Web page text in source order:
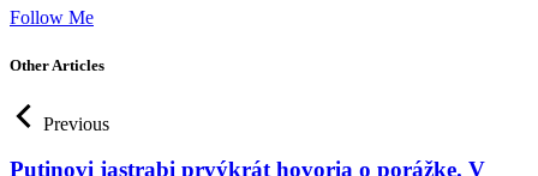
Follow Me
Other Articles
Previous
Putinovi jastrabi prvýkrát hovoria o porážke. V